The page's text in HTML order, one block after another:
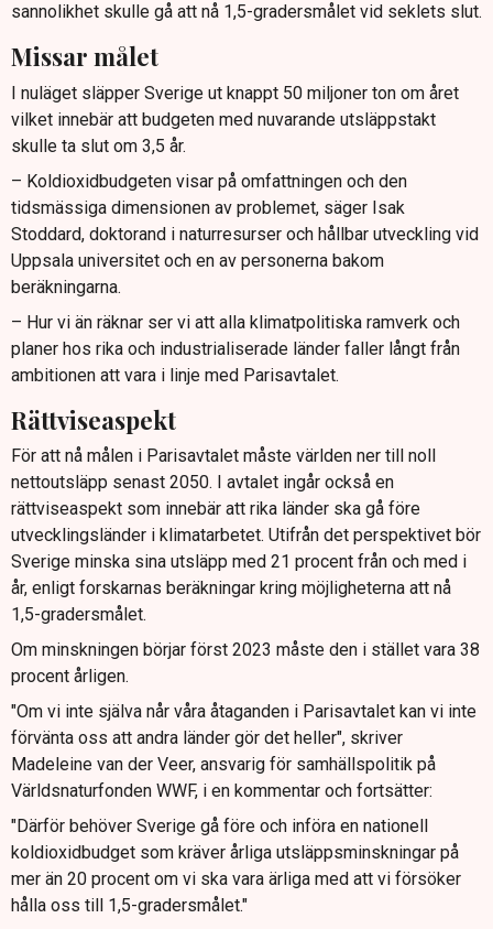
sannolikhet skulle gå att nå 1,5-gradersmålet vid seklets slut.
Missar målet
I nuläget släpper Sverige ut knappt 50 miljoner ton om året
vilket innebär att budgeten med nuvarande utsläppstakt
skulle ta slut om 3,5 år.
– Koldioxidbudgeten visar på omfattningen och den
tidsmässiga dimensionen av problemet, säger Isak
Stoddard, doktorand i naturresurser och hållbar utveckling vid
Uppsala universitet och en av personerna bakom
beräkningarna.
– Hur vi än räknar ser vi att alla klimatpolitiska ramverk och
planer hos rika och industrialiserade länder faller långt från
ambitionen att vara i linje med Parisavtalet.
Rättviseaspekt
För att nå målen i Parisavtalet måste världen ner till noll
nettoutsläpp senast 2050. I avtalet ingår också en
rättviseaspekt som innebär att rika länder ska gå före
utvecklingsländer i klimatarbetet. Utifrån det perspektivet bör
Sverige minska sina utsläpp med 21 procent från och med i
år, enligt forskarnas beräkningar kring möjligheterna att nå
1,5-gradersmålet.
Om minskningen börjar först 2023 måste den i stället vara 38
procent årligen.
"Om vi inte själva når våra åtaganden i Parisavtalet kan vi inte
förvänta oss att andra länder gör det heller", skriver
Madeleine van der Veer, ansvarig för samhällspolitik på
Världsnaturfonden WWF, i en kommentar och fortsätter:
"Därför behöver Sverige gå före och införa en nationell
koldioxidbudget som kräver årliga utsläppsminskningar på
mer än 20 procent om vi ska vara ärliga med att vi försöker
hålla oss till 1,5-gradersmålet."